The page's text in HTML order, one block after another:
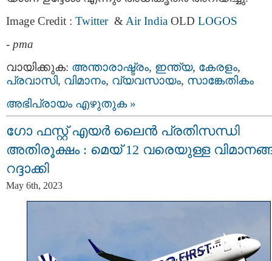
Image Credit : Twitter & Air India OLD LOGOS
- pma
വായിക്കുക: അന്താരാഷ്ട്രം, ഇന്ത്യ, കേരളം,
പ്രവാസി, വിമാനം, വ്യവസായം, സാങ്കേതികം
അഭിപ്രായം എഴുതുക »
ഗോ ഫസ്റ്റ് എയർ ലൈൻ പ്രതിസന്ധി
അതിരൂക്ഷം : മെയ് 12 വരെയുള്ള
റദ്ദാക്കി
May 6th, 2023